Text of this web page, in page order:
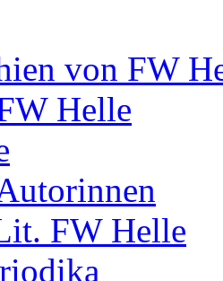
von FW
Helle
FW Helle